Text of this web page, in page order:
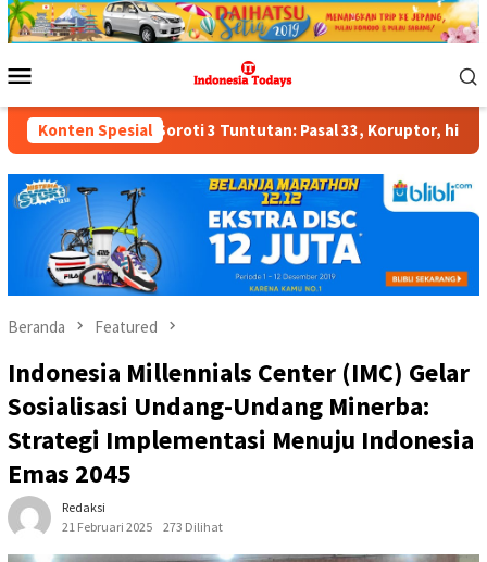
Loncat
ke
Mobile
Konten Spesial
3 Tuntutan: Pasal 33, Koruptor, hingga Perampingan
Beranda Featured
Indonesia Millennials Center (IMC) Gelar
Sosialisasi Undang-Undang Minerba:
Strategi Implementasi Menuju Indonesia
Emas 2045
Redaksi
21 Februari 2025
273 Dilihat